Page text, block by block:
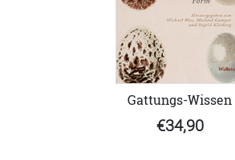
Gattungs-Wissen
€34,90